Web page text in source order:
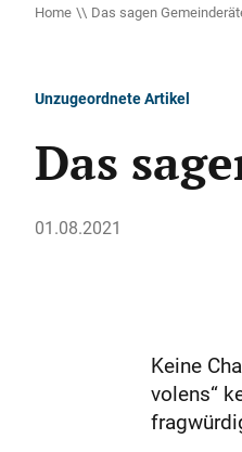
Home Das sagen
Unzugeordnete Artikel
Das
01.08.2021
Keine
volens“